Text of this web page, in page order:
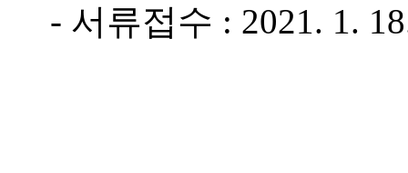
- 서류접수 : 2021. 1.